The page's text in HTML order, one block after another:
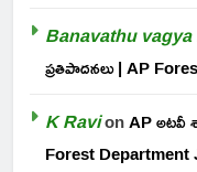
Banavathu
ప్రతిపాదనలు | AP
K RavionAP అటవీ
Forest